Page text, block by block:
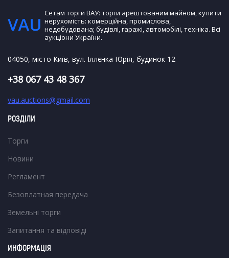
РОЗДІЛИ
Торги
Новини
Регламент
Безоплатная передача
Земельні торги
Запитання та відповіді
ИНФОРМАЦІЯ
Сетам торги ВАУ: торги арештованим майном, купити
нерухомість: комерційна, промислова,
недобудована; будівлі, гаражі, автомобілі, техніка. Всі
аукціони України.
04050, місто Київ, вул. Іллєнка Юрія, будинок 12
+38 067 43 48 367
vau.auctions@gmail.com